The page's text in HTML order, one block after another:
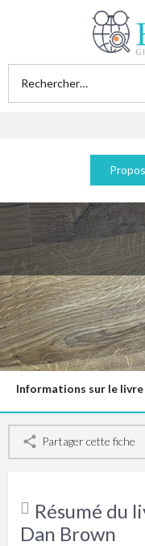
Da Vinci
Acheter sur
Informations sur le livre
Partager cette fiche
Résumé du
Dan Brown